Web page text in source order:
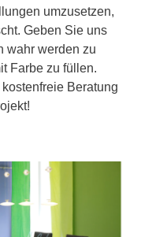
umzusetzen,
Geben Sie uns
wahr werden zu
Farbe zu füllen.
Beratung